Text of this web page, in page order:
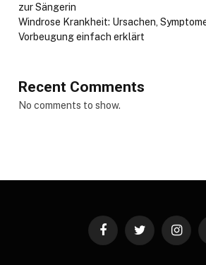
zur Sängerin
Windrose Krankheit: Ursachen,
Vorbeugung einfach erklärt
Recent Comments
No comments to show.
FacebookTwitter